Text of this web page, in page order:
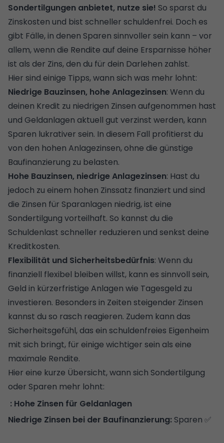
Sondertilgungen anbietet, nutze sie! So sparst du
Zinskosten und bist schneller schuldenfrei. Doch es
gibt Fälle, in denen Sparen sinnvoller sein kann – vor
allem, wenn die Rendite auf deine Ersparnisse höher
ist als der Zins, den du für dein Darlehen zahlst.
Hier sind einige Tipps, wann sich was mehr lohnt:
Niedrige Bauzinsen, hohe Anlagezinsen: Wenn du
deinen Kredit zu niedrigen Zinsen aufgenommen hast
und Geldanlagen aktuell gut verzinst werden, kann
Sparen lukrativer sein. In diesem Fall profitierst du
von den hohen Anlagezinsen, ohne die günstige
Baufinanzierung zu belasten.
Hohe Bauzinsen, niedrige Anlagezinsen: Hast du
jedoch zu einem hohen Zinssatz finanziert und sind
die Zinsen für Sparanlagen niedrig, ist eine
Sondertilgung vorteilhaft. So kannst du die
Schuldenlast schneller reduzieren und senkst deine
Kreditkosten.
Flexibilität und Sicherheitsbedürfnis: Wenn du
finanziell flexibel bleiben willst, kann es sinnvoll sein,
Geld in kürzerfristige Anlagen wie Tagesgeld zu
investieren. Besonders in Zeiten steigender Zinsen
kannst du so rasch reagieren. Zudem kann das
Sicherheitsgefühl, das ein schuldenfreies Eigenheim
mit sich bringt, für einige wichtiger sein als eine
maximale Rendite.
Hier eine kurze Übersicht, wann sich Sondertilgung
oder Sparen mehr lohnt:
Hohe Zinsen für Geldanlagen
Sparen ✅